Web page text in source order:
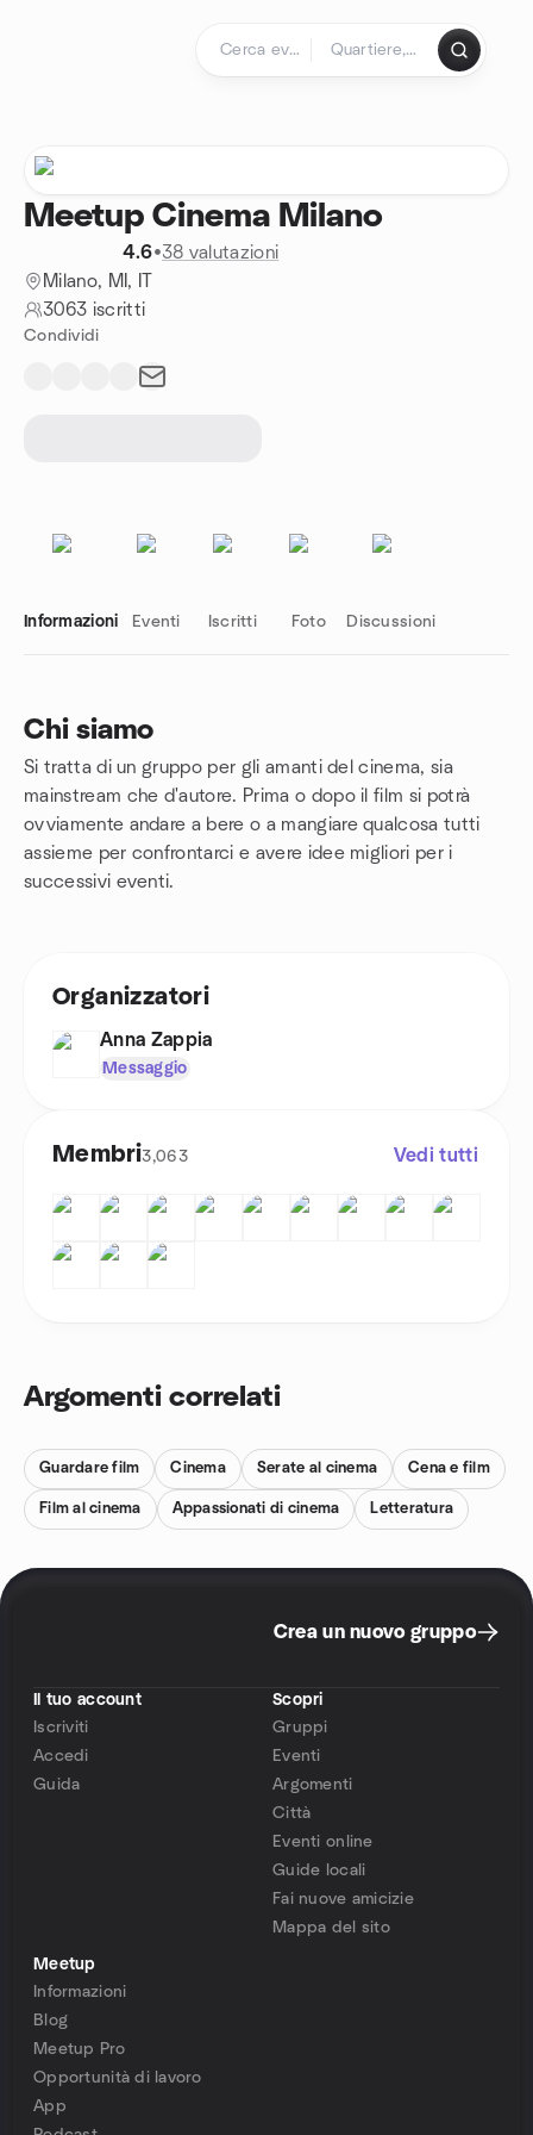
Meetup Cinema Milano
4.6•38 valutazioni
Milano, MI, IT
3063 iscritti
Condividi
Informazioni Eventi Iscritti Foto Discussioni
Chi siamo
Si tratta di un gruppo per gli amanti del cinema, sia
mainstream che d'autore. Prima o dopo il film si potrà
ovviamente andare a bere o a mangiare qualcosa tutti
assieme per confrontarci e avere idee migliori per i
successivi eventi.
Link del gruppo
Organizzatori
Anna Zappia
Messaggio
Membri3,063 Vedi tutti
Argomenti correlati
Guardare film Cinema Serate al cinema Cena e film
Film al cinema Appassionati di cinema Letteratura
Crea un nuovo gruppo
Il tuo account
Iscriviti
Accedi
Guida
Scopri
Gruppi
Eventi
Argomenti
Città
Eventi online
Guide locali
Fai nuove amicizie
Mappa del sito
Meetup
Informazioni
Blog
Meetup Pro
Opportunità di lavoro
App